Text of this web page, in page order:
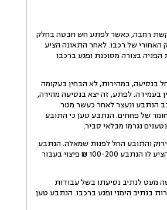
בקשת רחבה, כאשר לפתע חש חבטה בחלק
של רכבו. לאחר התאונה הציע
בצורה מסוכנת ופגע ברכבו
בנסיעה, במהירות, לא הבחין בעקומה
בעמידה. לפתע, זה יצא בנסיעה מהירה,
הנתבע ונעצר לאחר כעשר מטר.
של פחחים. הנתבע טען כי התובע
והתובע החל לפנות שמאלה. הנתבע
שנסע משמאלו פנה אף הוא אך לפתע סטה לנתיב נסיעתו ופגע בחלק האחורי בצד שמאל של רכבו. לאחר התאונה, הציע לו הנתבע 100-200 ₪ פיצוי בעבור
מעט לנתיב נסיעתו בשל עבודות
בנתיב הימני ופגע ברכבו. הנתבע טען